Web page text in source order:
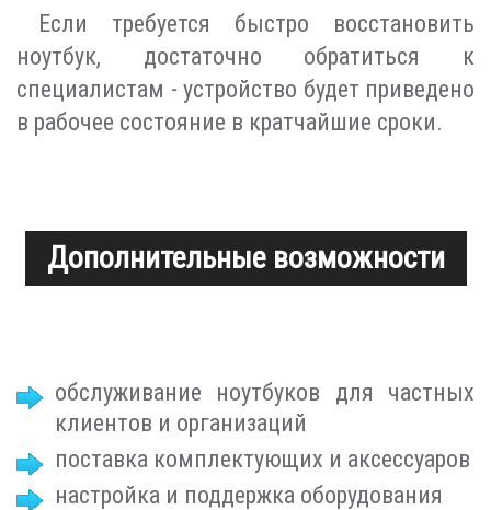
Если требуется быстро восстановить
ноутбук, достаточно обратиться к
специалистам - устройство будет приведено
в рабочее состояние в кратчайшие сроки.
Дополнительные возможности
обслуживание ноутбуков для частных
клиентов и организаций
поставка комплектующих и аксессуаров
настройка и поддержка оборудования